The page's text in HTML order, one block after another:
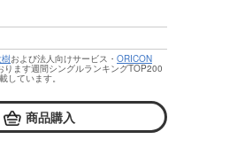
および法人向けサービス・ ORICON
ります週間シングルランキングTOP200
しています。
商品購入